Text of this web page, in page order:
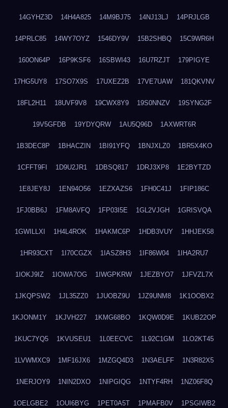
14GYHZ3D 14H4A825 14M9BJ75 14NJ13LJ 14PRJLGB
14PRLC85 14WY7OYZ 1546DY9V 15B2SHBQ 15C9WR6H
160ON64P 16P9KSF6 16SBWI43 16U7RZJT 179PIGYE
17HG5UY8 17SO7X9S 17UXEZ2B 17VE7UAW 181QKVNV
18FL2H11 18UVF9V8 19CWX8Y9 19S0NNZV 19SYNG2F
19V5GFDB 19YDYQRW 1AU5Q96D 1AXWRT6R
1B3DEC8P 1BHACZIN 1BI91YFQ 1BNJXLZ0 1BR5X4KO
1CFFT9FI 1D9U2JR1 1DBSQ817 1DRJ3XP8 1E2BYTZD
1E8JEY8J 1EN94O56 1EZXAZS6 1FH0C41J 1FIP186C
1FJ0BB6J 1FM8AVFQ 1FP03I5E 1GL2VJGH 1GRISVQA
1GWILLXI 1H4L4ROK 1HAKMC6P 1HDB3VUY 1HHJEK58
1HR93CXT 1I70CGZX 1IASZ8H3 1IF86W04 1IHA2RU7
1IOKJ9IZ 1IOWA7OG 1IWGPKRW 1JEZBYO7 1JFVZL7X
1JKQPSW2 1JL35ZZ0 1JUOBZ9U 1JZ9UNM8 1K1OOBX2
1KJONM1Y 1KJVH227 1KMG68BO 1KQW0D9E 1KUB22OP
1KUC7YQ5 1KVUSEU1 1L0EECVC 1L92C1GM 1LO2KT45
1LVWMXC9 1MF16JX6 1MZGQ4D3 1N3AELFF 1N3R82X5
1NERJOY9 1NIN2DXO 1NIPGIQG 1NTYF4RH 1NZ06F8Q
1OELGBE2 1OUI6BYG 1PET0A5T 1PMAFB0V 1PSGIWB2